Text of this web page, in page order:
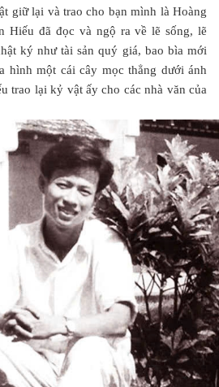
giữ lại và trao cho bạn mình là Hoàng
Hiếu đã đọc và ngộ ra về lẽ sống, lẽ
ký như tài sản quý giá, bao bìa mới
hình một cái cây mọc thẳng dưới ánh
trao lại kỷ vật ấy cho các nhà văn của